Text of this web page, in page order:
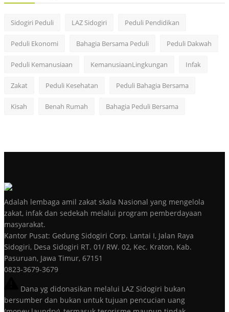
Sidogiri Peduli LAZ Sidogiri Peduli Pendidikan
Peduli Ekonomi Bahagia Bersama Peduli Peduli Dakwah
Peduli Kemanusiaan KemanusiaanLingkungan Infak
Zakat Peduli Kesehatan Peduli Bahagia Bersama
Kisah Benah Rumah Bahagia Peduli Bersama
Adalah lembaga amil zakat skala Nasional yang mengelola
zakat, infak dan sedekah melalui program pemberdayaan
masyarakat.
Kantor Pusat: Gedung Sidogiri Corp. Lantai I, Jalan Raya
Sidogiri, Desa Sidogiri RT. 01/ RW. 02, Kec. Kraton, Kab.
Pasuruan, Jawa Timur, 67151
0823-3679-3679
Dana yg didonasikan melalui LAZ Sidogiri bukan
bersumber dan bukan untuk tujuan pencucian uang